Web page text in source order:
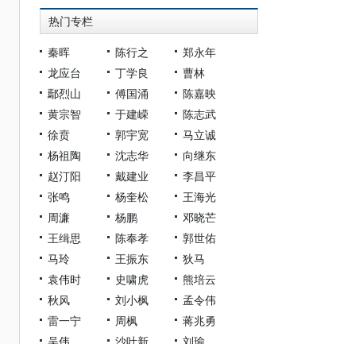
热门专栏
秦晖 陈行之
郑永年
龙应台
丁学良
曹林
鄢烈山
傅国涌
陈嘉映
黄宗智
于建嵘
陈志武
徐贲
郭宇宽
马立诚
杨祖陶
沈志华
向继东
赵汀阳
戴建业
李昌平
张鸣
杨奎松
王海光
周濂
杨鹏
邓晓芒
王缉思
陈奉孝
郭世佑
马玲
王振东
狄马
袁伟时
史啸虎
熊培云
秋风
刘小枫
孟令伟
雷一宁
周枫
蒋兆勇